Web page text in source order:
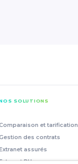
SOLUTIONS
et tarification
des contrats
assurés
RH